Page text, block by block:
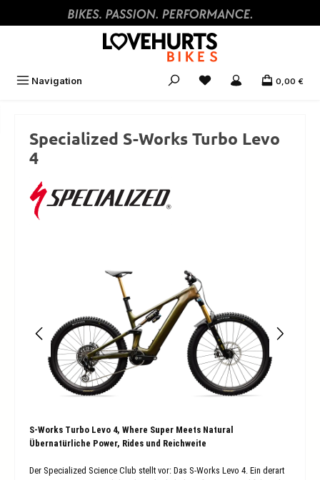
Zum Hauptinhalt springen
Navigation 0,00 €
Specialized S-Works Turbo Levo
4
S-Works Turbo Levo 4, Where Super Meets Natural
Übernatürliche Power, Rides und Reichweite
Der Specialized Science Club stellt vor: Das S-Works Levo 4. Ein derart